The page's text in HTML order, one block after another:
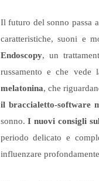
Il futuro del sonno passa
caratteristiche, suoni e
Endoscopy, un
russamento e che vede
melatonina, che
il braccialetto-software
sonno.I nuovi consigli
periodo delicato e
influenzare